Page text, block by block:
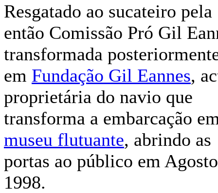
Resgatado ao sucateiro pela
então Comissão Pró Gil
transformada
em Fundação Gil Eannes,
proprietária do navio que
transforma a embarcação
museu flutuante, abrindo as
portas ao público em
1998.